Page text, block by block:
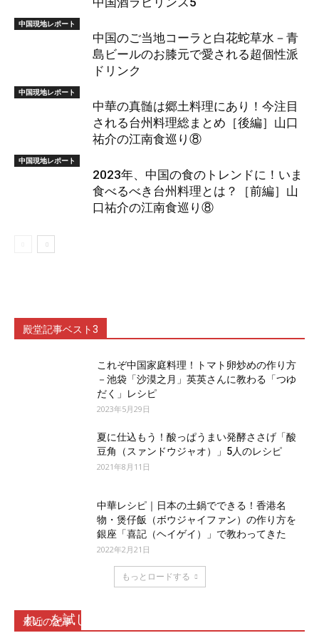
中国現地レポート
中国のご当地コーラと白花蛇草水－青
島ビールのお膝元で愛される超個性派
ドリンク
中国現地レポート
中華の真髄は郷土料理にあり！今注目
される台州料理総まとめ［後編］山口
祐介の江南食巡り⑧
中国現地レポート
2023年、中国の食のトレンドに！いま
食べるべき台州料理とは？［前編］山
口祐介の江南食巡り⑧
殿堂記事ベスト3
これぞ中国家庭料理！トマト卵炒めの作り方
－池袋「沙漠之月」英英さんに教わる「つゆ
だく」レシピ
2023年5月29日
夏に仕込もう！酸っぱうまい発酵ささげ「酸
豆角（スァンドウジャオ）」5人のレシピ
2021年8月11日
中華レシピ｜日本の土鍋でできる！香港名
物・煲仔飯（ボウジャイファン）の作り方を
銀座「喜記（ヘイゲイ）」で教わってきた
2022年2月21日
もっとロードする
最近の記事
れ」を試してみた